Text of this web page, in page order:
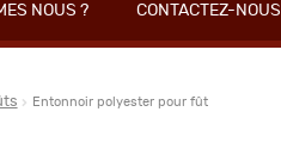
NOUS ? CONTACTEZ-NOUS
Entonnoir polyester pour fût